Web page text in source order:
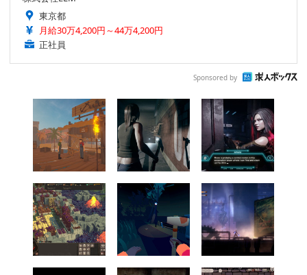
東京都
月給30万4,200円～44万4,200円
正社員
Sponsored by